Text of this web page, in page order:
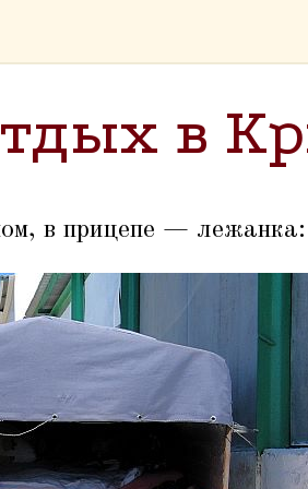
в
в прицепе — лежанка: